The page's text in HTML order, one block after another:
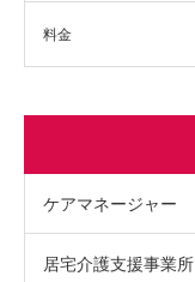
料金
ケアマネージャー
居宅介護支援事業所